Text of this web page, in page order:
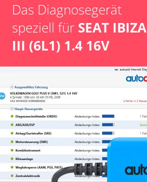
Das Diagnosegerät
speziell für SEAT IBIZA
III (6L1) 1.4 16V